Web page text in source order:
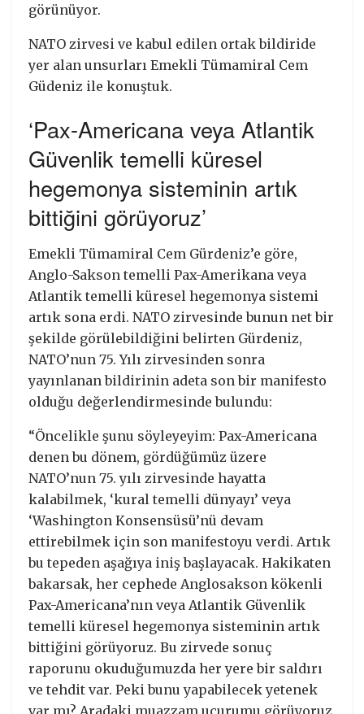
görünüyor.
NATO zirvesi ve kabul edilen ortak bildiride
yer alan unsurları Emekli Tümamiral Cem
Güdeniz ile konuştuk.
‘Pax-Americana veya Atlantik
Güvenlik temelli küresel
hegemonya sisteminin artık
bittiğini görüyoruz’
Emekli Tümamiral Cem Gürdeniz’e göre,
Anglo-Sakson temelli Pax-Amerikana veya
Atlantik temelli küresel hegemonya sistemi
artık sona erdi. NATO zirvesinde bunun net bir
şekilde görülebildiğini belirten Gürdeniz,
NATO’nun 75. Yılı zirvesinden sonra
yayınlanan bildirinin adeta son bir manifesto
olduğu değerlendirmesinde bulundu:
“Öncelikle şunu söyleyeyim: Pax-Americana
denen bu dönem, gördüğümüz üzere
NATO’nun 75. yılı zirvesinde hayatta
kalabilmek, ‘kural temelli dünyayı’ veya
‘Washington Konsensüsü’nü devam
ettirebilmek için son manifestoyu verdi. Artık
bu tepeden aşağıya iniş başlayacak. Hakikaten
bakarsak, her cephede Anglosakson kökenli
Pax-Americana’nın veya Atlantik Güvenlik
temelli küresel hegemonya sisteminin artık
bittiğini görüyoruz. Bu zirvede sonuç
raporunu okuduğumuzda her yere bir saldırı
ve tehdit var. Peki bunu yapabilecek yetenek
var mı? Aradaki muazzam uçurumu görüyoruz.